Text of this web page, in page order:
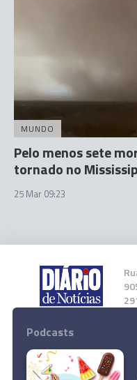
MUNDO
Pelo menos sete
tornado no
25 Mar 09:23
Podcasts